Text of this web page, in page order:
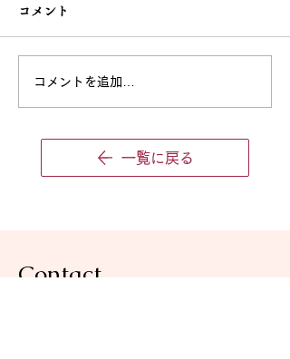
ただき、ありがとうございま
す。 現在、レッスン枠が少
記の方に限らせていただきま
す。 【現在募集している生
ま） ・音楽高校・音楽大学
コメント
コメントを追加…
一覧に戻る
Contact